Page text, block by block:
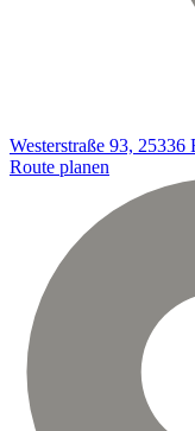
Westerstraße 93, 25336
Route planen